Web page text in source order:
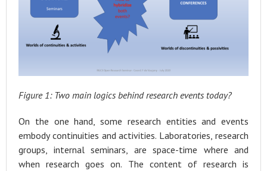
Figure 1: Two main logics behind research events today?
On the one hand, some research entities and events
embody continuities and activities. Laboratories, research
groups, internal seminars, are space-time where and
when research goes on. The content of research is